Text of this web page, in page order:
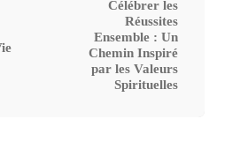
Célébrer les
Réussites
Ensemble : Un
Chemin Inspiré
par les Valeurs
Spirituelles